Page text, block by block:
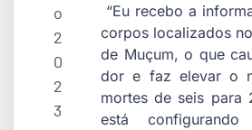
o
2
0
2
3
“Eu recebo a
corpos localizados
de Muçum, o que
dor e faz elevar o
mortes de seis para
está